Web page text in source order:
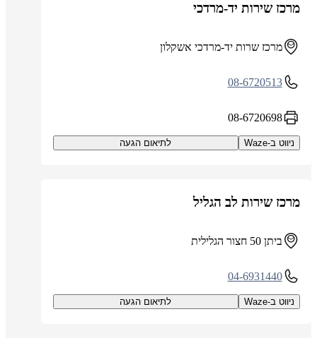
מרכז שירות יד-מרדכי
מרכז שרות יד-מרדכי אשקלון
08-6720513
08-6720698
ניווט ב-Waze לתיאום הגעה
מרכז שירות לב הגליל
ביתן 50 חצור הגלילית
04-6931440
ניווט ב-Waze לתיאום הגעה